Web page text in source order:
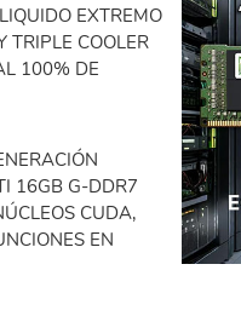
EXTREMO
TRIPLE COOLER
100% DE
16GB G-DDR7
CUDA,
EN